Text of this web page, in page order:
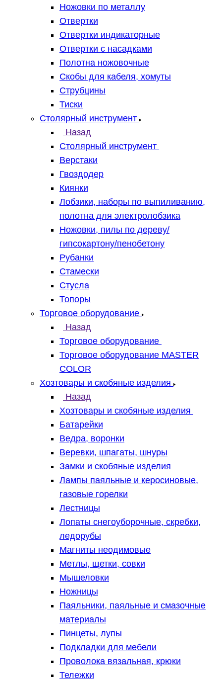
Ножовки по металлу
Отвертки
Отвертки индикаторные
Отвертки с насадками
Полотна ножовочные
Скобы для кабеля, хомуты
Струбцины
Тиски
Столярный инструмент
Назад
Столярный инструмент
Верстаки
Гвоздодер
Киянки
Лобзики, наборы по выпиливанию,
полотна для электролобзика
Ножовки, пилы по дереву/
гипсокартону/пенобетону
Рубанки
Стамески
Стусла
Топоры
Торговое оборудование
Назад
Торговое оборудование
Торговое оборудование MASTER
COLOR
Хозтовары и скобяные изделия
Назад
Хозтовары и скобяные изделия
Батарейки
Ведра, воронки
Веревки, шпагаты, шнуры
Замки и скобяные изделия
Лампы паяльные и керосиновые,
газовые горелки
Лестницы
Лопаты снегоуборочные, скребки,
ледорубы
Магниты неодимовые
Метлы, щетки, совки
Мышеловки
Ножницы
Паяльники, паяльные и смазочные
материалы
Пинцеты, лупы
Подкладки для мебели
Проволока вязальная, крюки
Тележки